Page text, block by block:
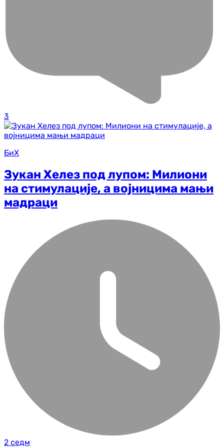
3
БиХ
Зукан Хелез под лупом: Милиони
на стимулације, а војницима мањи
мадраци
2 седм